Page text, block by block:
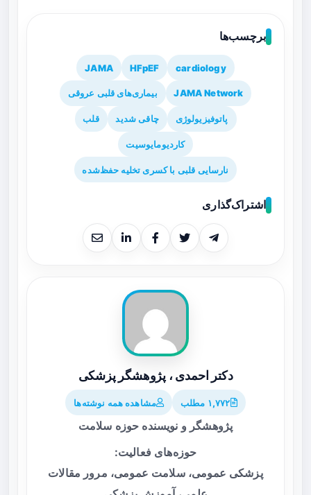
برچسب‌ها
cardiology
HFpEF
JAMA
JAMA Network بیماری‌های قلبی عروقی
پاتوفیزیولوژی چاقی شدید قلب
کاردیومایوسیت
نارسایی قلبی با کسری تخلیه حفظ‌شده
اشتراک‌گذاری
دکتر احمدی ، پژوهشگر پزشکی
۱,۷۷۲ مطلب مشاهده همه نوشته‌ها
پژوهشگر و نویسنده حوزه سلامت
حوزه‌های فعالیت:
پزشکی عمومی، سلامت عمومی، مرور مقالات